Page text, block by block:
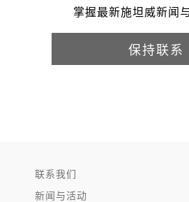
掌握最新施坦威新闻
保持联系
联系我们
新闻与活动